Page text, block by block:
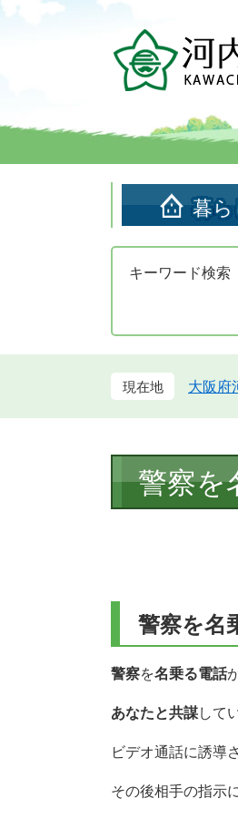
頭
す。
飛
し
暮
キーワード検索
大阪府
文
警察を
警察を名
警察を名乗る電話
あなたと共謀して
ビデオ通話に誘導さ
その後相手の指示